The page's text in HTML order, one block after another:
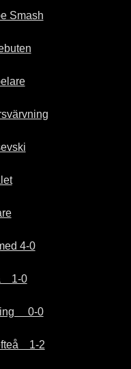
Smash
4-0
1-0
0-0
1-2